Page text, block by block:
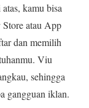
kamu bisa
atau App
dan memilih
Viu
sehingga
gangguan iklan.